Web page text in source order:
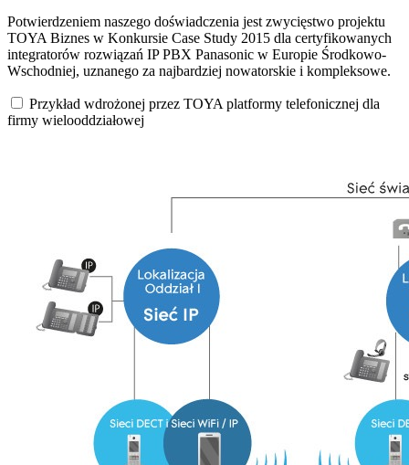
Potwierdzeniem naszego doświadczenia jest zwycięstwo projektu
TOYA Biznes w Konkursie Case Study 2015 dla certyfikowanych
integratorów rozwiązań IP PBX Panasonic w Europie Środkowo-
Wschodniej, uznanego za najbardziej nowatorskie i kompleksowe.
Przykład wdrożonej przez TOYA platformy telefonicznej dla
firmy wielooddziałowej